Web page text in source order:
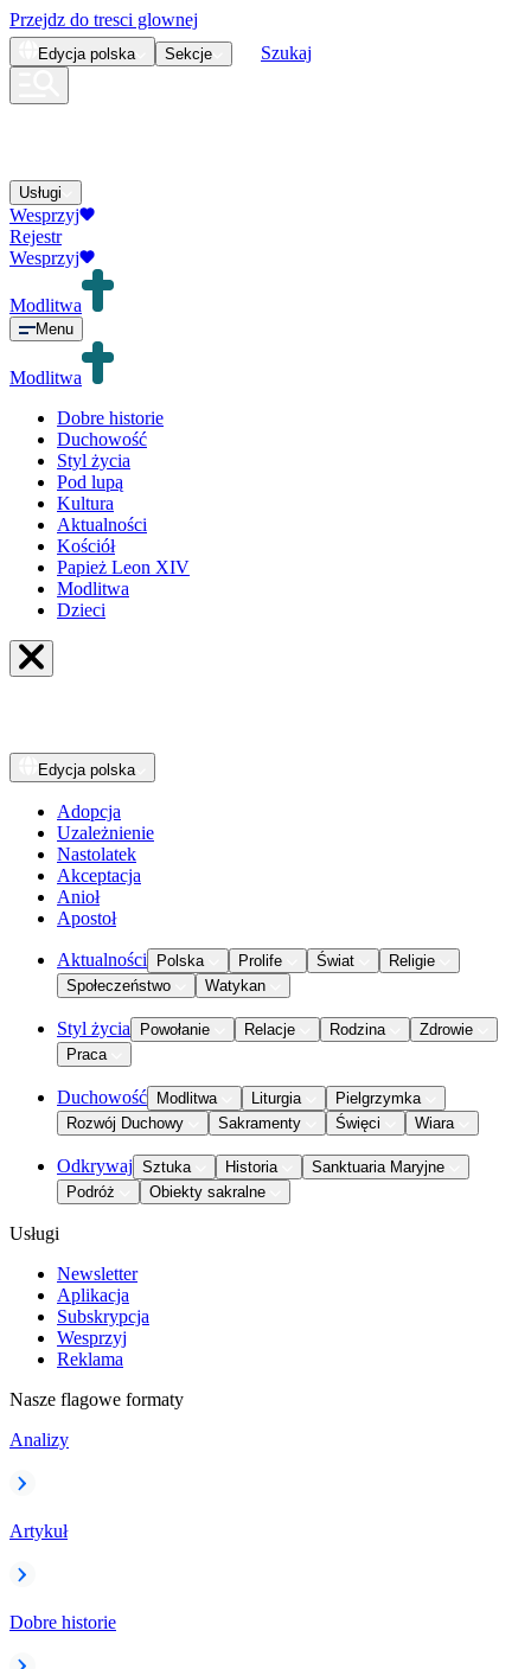
Przejdz do tresci glownej
Edycja polska Sekcje Szukaj
Usługi
Wesprzyj
Rejestr
Wesprzyj
Modlitwa
Menu
Modlitwa
Dobre historie
Duchowość
Styl życia
Pod lupą
Kultura
Aktualności
Kościół
Papież Leon XIV
Modlitwa
Dzieci
Edycja polska
Adopcja
Uzależnienie
Nastolatek
Akceptacja
Anioł
Apostoł
Aktualności Polska Prolife Świat
Religie
Społeczeństwo
Watykan
Styl życia Powołanie Relacje Rodzina
Zdrowie
Praca
Duchowość Modlitwa Liturgia
Pielgrzymka
Rozwój Duchowy
Sakramenty Święci Wiara
Odkrywaj Sztuka Historia
Sanktuaria Maryjne
Podróż
Obiekty sakralne
Usługi
Newsletter
Aplikacja
Subskrypcja
Wesprzyj
Reklama
Nasze flagowe formaty
Analizy
Artykuł
Dobre historie